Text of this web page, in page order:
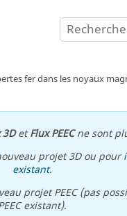
fer dans les noyaux
3DetFlux PEECne sont
projet 3D ou pour
existant.
projet PEEC (pas
existant).